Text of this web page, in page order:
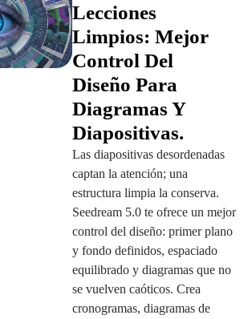
Lecciones
Limpios: Mejor
Control Del
Diseño Para
Diagramas Y
Diapositivas.
Las diapositivas desordenadas
captan la atención; una
estructura limpia la conserva.
Seedream 5.0 te ofrece un mejor
control del diseño: primer plano
y fondo definidos, espaciado
equilibrado y diagramas que no
se vuelven caóticos. Crea
cronogramas, diagramas de